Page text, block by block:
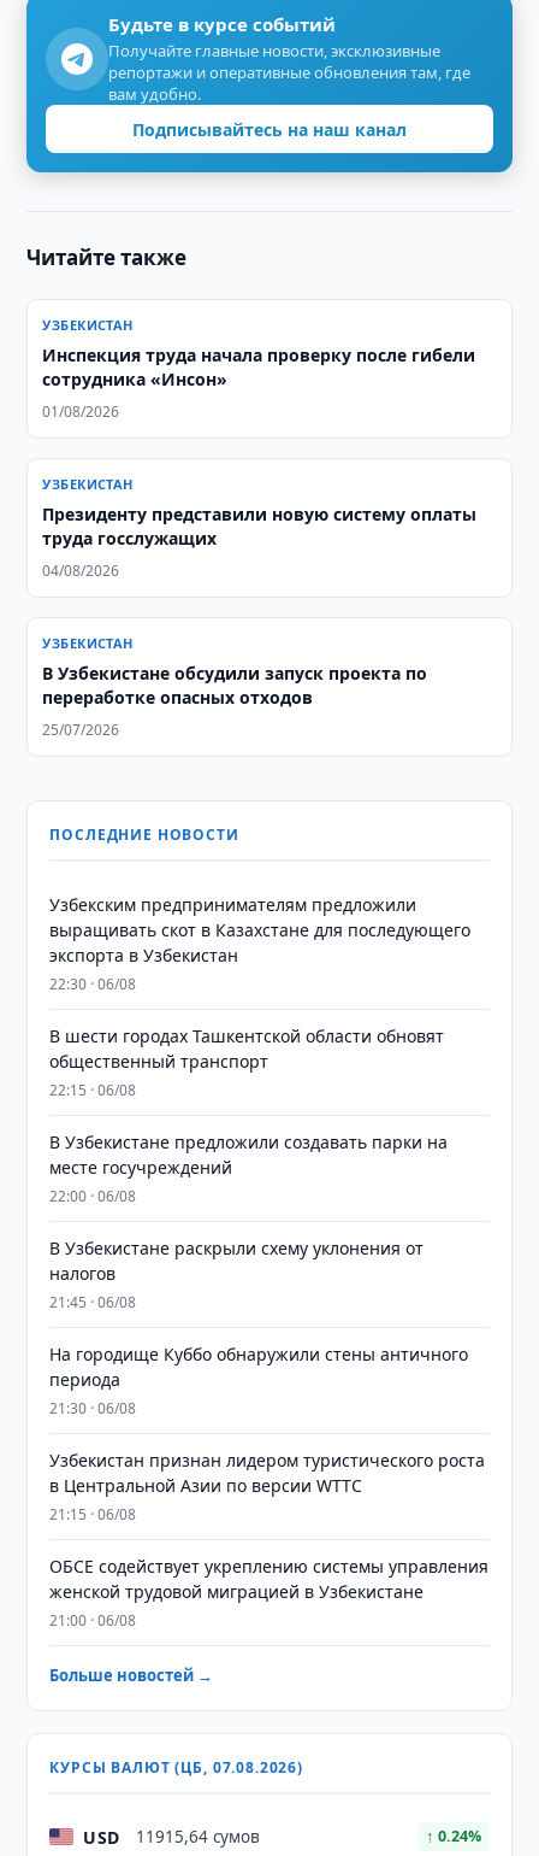
Будьте в курсе событий
Получайте главные новости, эксклюзивные
репортажи и оперативные обновления там, где
вам удобно.
Подписывайтесь на наш канал
Читайте также
УЗБЕКИСТАН
Инспекция труда начала проверку после гибели
сотрудника «Инсон»
01/08/2026
УЗБЕКИСТАН
Президенту представили новую систему оплаты
труда госслужащих
04/08/2026
УЗБЕКИСТАН
В Узбекистане обсудили запуск проекта по
переработке опасных отходов
25/07/2026
ПОСЛЕДНИЕ НОВОСТИ
Узбекским предпринимателям предложили
выращивать скот в Казахстане для последующего
экспорта в Узбекистан
22:30 · 06/08
В шести городах Ташкентской области обновят
общественный транспорт
22:15 · 06/08
В Узбекистане предложили создавать парки на
месте госучреждений
22:00 · 06/08
В Узбекистане раскрыли схему уклонения от
налогов
21:45 · 06/08
На городище Куббо обнаружили стены античного
периода
21:30 · 06/08
Узбекистан признан лидером туристического роста
в Центральной Азии по версии WTTC
21:15 · 06/08
ОБСЕ содействует укреплению системы управления
женской трудовой миграцией в Узбекистане
21:00 · 06/08
Больше новостей →
КУРСЫ ВАЛЮТ (ЦБ, 07.08.2026)
USD 11915,64 сумов ↑ 0.24%